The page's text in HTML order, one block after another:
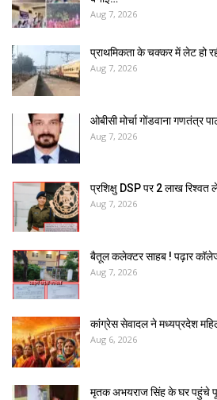
Aug 7, 2026
प्राथमिकता के चक्कर में लेट हो
Aug 7, 2026
ओबीसी मोर्चा गोंडवाना गणतंत्र
Aug 7, 2026
प्रशिक्षु DSP पर ₹2 लाख
Aug 7, 2026
बैतूल कलेक्टर साहब ! पढ़ार
Aug 7, 2026
कांग्रेस सेवादल ने मध्यप्रदेश
Aug 6, 2026
मृतक अभयराज सिंह के घर पहुंचे